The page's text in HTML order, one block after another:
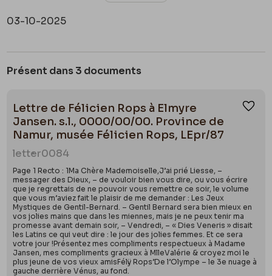
03-10-2025
Présent dans 3 documents
Lettre de Félicien Rops à Elmyre
Jansen. s.l., 0000/00/00. Province de
Namur, musée Félicien Rops, LEpr/87
letter0084
Page 1 Recto : 1Ma Chère Mademoiselle,J’ai prié Liesse, –
messager des Dieux, – de vouloir bien vous dire, ou vous écrire
que je regrettais de ne pouvoir vous remettre ce soir, le volume
que vous m’aviez fait le plaisir de me demander : Les Jeux
Mystiques de Gentil-Bernard. – Gentil Bernard sera bien mieux en
vos jolies mains que dans les miennes, mais je ne peux tenir ma
promesse avant demain soir, – Vendredi, – « Dies Veneris » disait
les Latins ce qui veut dire : le jour des jolies femmes. Et ce sera
votre jour !Présentez mes compliments respectueux à Madame
Jansen, mes compliments gracieux à MlleValérie & croyez moi le
plus jeune de vos vieux amisFélÿ Rops’De l’Olympe – le 3e nuage à
gauche derrière Vénus, au fond.